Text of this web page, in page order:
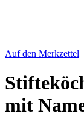
Auf den Merkzettel
mit